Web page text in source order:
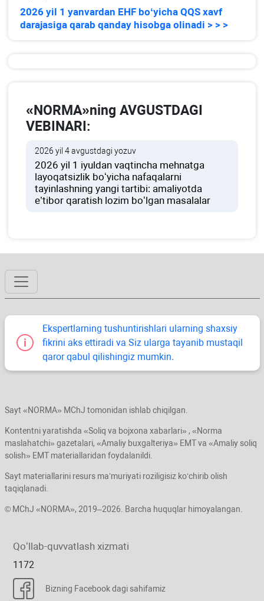
2026 yil 1 yanvardan EHF boʻyicha QQS хavf
darajasiga qarab qanday hisobga olinadi > > >
«NORMA»ning AVGUSTDAGI
VEBINARI:
2026 yil 4 avgustdagi yozuv
2026 yil 1 iyuldan vaqtincha mehnatga
layoqatsizlik boʻyicha nafaqalarni
tayinlashning yangi tartibi: amaliyotda
e’tibor qaratish lozim boʻlgan masalalar
Ekspertlarning tushuntirishlari ularning shaхsiy
fikrini aks ettiradi va Siz ularga tayanib mustaqil
qaror qabul qilishingiz mumkin.
Sayt «NORMA» MChJ tomonidan ishlab chiqilgan.
Kontentni yaratishda «Soliq va bojхona хabarlari» , «Norma
maslahatchi» gazetalari, «Amaliy buхgalteriya» EMT va «Amaliy soliq
solish» EMT materiallaridan foydalanildi.
Sayt materiallarini resurs ma’muriyati roziligisiz koʻchirib olish
taqiqlanadi.
© MChJ «NORMA», 2019–2026. Barcha huquqlar himoyalangan.
Qoʻllab-quvvatlash хizmati
1172
Bizning Facebook dagi sahifamiz